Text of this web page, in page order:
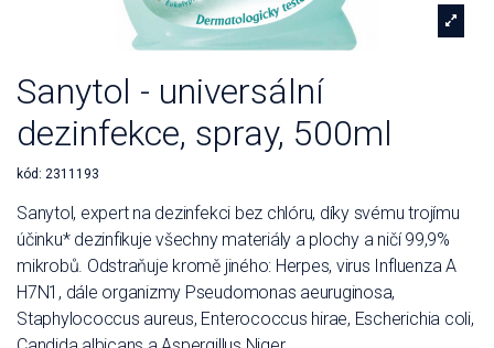
Sanytol - universální
dezinfekce, spray, 500ml
kód: 2311193
Sanytol, expert na dezinfekci bez chlóru, díky svému trojímu
účinku* dezinfikuje všechny materiály a plochy a ničí 99,9%
mikrobů. Odstraňuje kromě jiného: Herpes, virus Influenza A
H7N1, dále organizmy Pseudomonas aeuruginosa,
Staphylococcus aureus, Enterococcus hirae, Escherichia coli,